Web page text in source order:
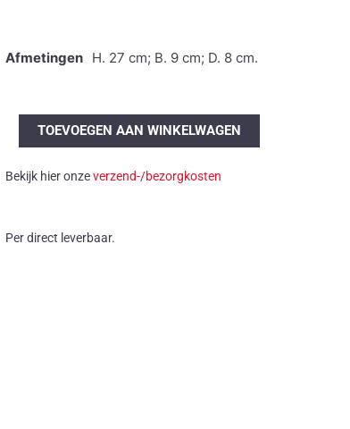
Afmetingen H. 27 cm; B. 9 cm; D. 8 cm.
de
Boer
keramiek
TOEVOEGEN AAN WINKELWAGEN
Bekijk hier onzeverzend-/bezorgkosten
Per direct leverbaar.